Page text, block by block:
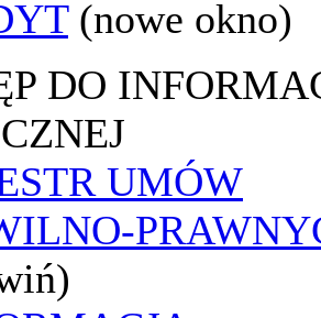
(nowe okno)
DO
UMÓW